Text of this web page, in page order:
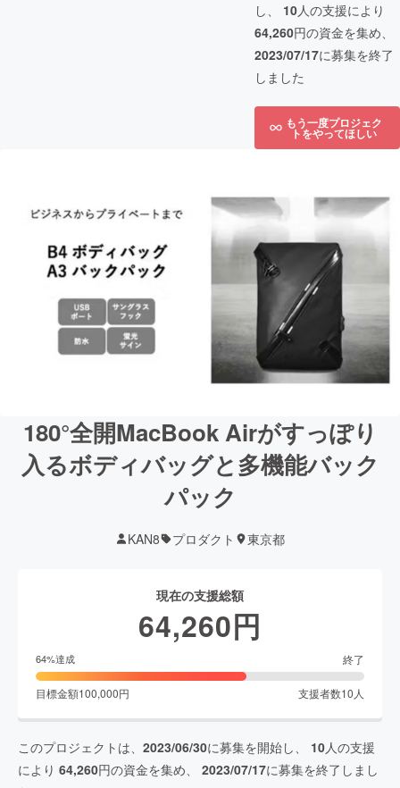
し、 10人の支援により
64,260円の資金を集め、
2023/07/17に募集を終了
しました
もう一度プロジェク
トをやってほしい
180°全開MacBook Airがすっぽり
入るボディバッグと多機能バック
パック
KAN8 プロダクト 東京都
現在の支援総額
64,260円
64%達成 終了
目標金額100,000円 支援者数10 人
このプロジェクトは、 2023/06/30に募集を開始し、 10人の支援
により 64,260円の資金を集め、 2023/07/17に募集を終了しまし